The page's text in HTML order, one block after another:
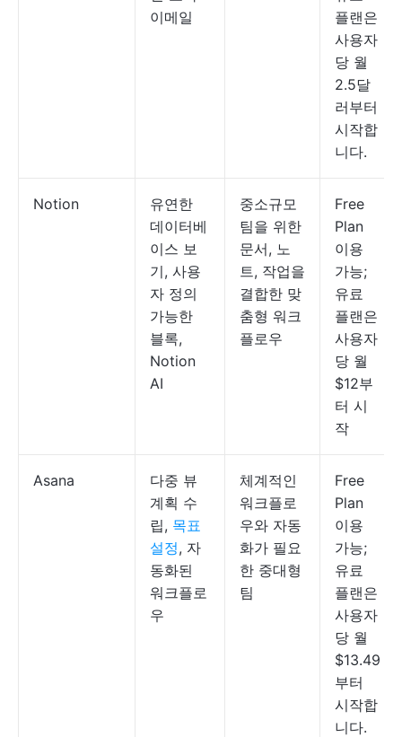
이메일
플랜은
사용자
당 월
2.5달
러부터
시작합
니다.
Notion
유연한
데이터베
이스 보
기, 사용
자 정의
가능한
블록,
Notion
AI
중소규모
팀을 위한
문서, 노
트, 작업을
결합한 맞
춤형 워크
플로우
Free
Plan
이용
가능;
유료
플랜은
사용자
당 월
$12부
터 시
작
Asana
다중 뷰
계획 수
립, 목표
설정, 자
동화된
워크플로
우
체계적인
워크플로
우와 자동
화가 필요
한 중대형
팀
Free
Plan
이용
가능;
유료
플랜은
사용자
당 월
$13.49
부터
시작합
니다.